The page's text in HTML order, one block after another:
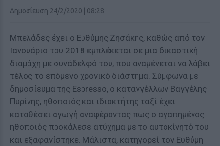
Δημοσίευση 24/2/2020 | 08:28
Μπελάδες έχει ο Ευθύμης Ζησάκης, καθώς από τον
Ιανουάριο του 2018 εμπλέκεται σε μια δικαστική
διαμάχη με συνάδελφό του, που αναμένεται να λάβει
τέλος το επόμενο χρονικό διάστημα. Σύμφωνα με
δημοσίευμα της Espresso, ο καταγγέλλων Βαγγέλης
Πυρίνης, ηθοποιός και ιδιοκτήτης ταξί έχει
καταθέσει αγωγή αναφέροντας πως ο αγαπημένος
ηθοποιός προκάλεσε ατύχημα με το αυτοκίνητό του
και εξαφανίστηκε. Μάλιστα, κατηγορεί τον Ευθύμη